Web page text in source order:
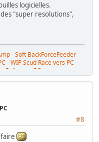
logicielles.
"super resolutions",
-Soft BackForceFeeder
-WIP Scud Race vers PC -
Rally vers PC
#8